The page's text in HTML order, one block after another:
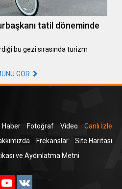
tatil döneminde
bu gezi sırasında turizm
GÖR
Haber Fotoğraf Video
Canlı İzle
Frekanslar
Site Haritası
ve Aydınlatma Metni
PinterestYouTube